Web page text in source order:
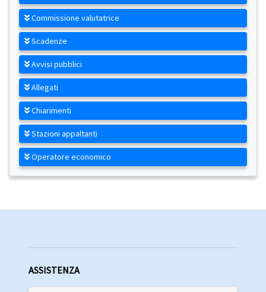
Commissione valutatrice
Scadenze
Avvisi pubblici
Allegati
Chiarimenti
Stazioni appaltanti
Operatore economico
ASSISTENZA